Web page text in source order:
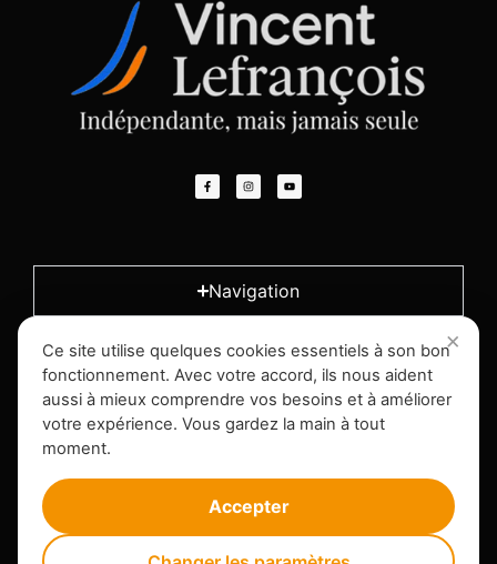
Navigation
L'entreprise
Infos légales
Ce site utilise quelques cookies essentiels à son bon
fonctionnement. Avec votre accord, ils nous aident
aussi à mieux comprendre vos besoins et à améliorer
votre expérience. Vous gardez la main à tout
moment.
Accepter